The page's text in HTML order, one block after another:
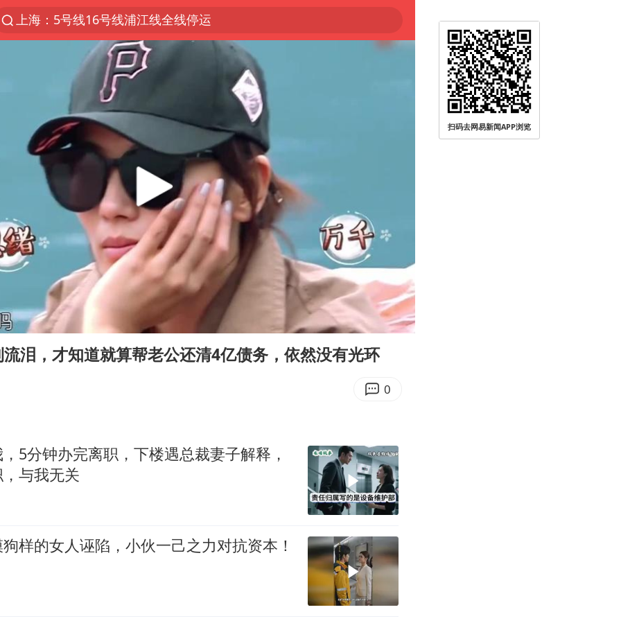
上海：5号线16号线浦江线全线停运
白海豚预计将在浙江苍南到三门一带登陆
今日15时起福州地铁高架区段停运
国足U17与阿森纳决赛取消 并列冠军
王艺迪2-4不敌张本美和止步4强
上门女婿出轨女邻居多年被判重婚罪
2025年小学教师减少13.19万
王艺迪无缘横滨赛决赛
泰国：高度重视中国游客旅游体验
上海大部迎大暴雨
《龙餐馆》 冲奖
蒯曼挺进WTT横滨冠军赛女单四强
以军士兵把枪口对准中国记者
笔试第一被劝弃考涉事副校长被撤职
03:12
Enter
泪，才知道就算帮老公还清4亿债务，依然没有光环
0
5分钟办完离职，下楼遇总裁妻子解释，
与我无关
样的女人诬陷，小伙一己之力对抗资本！
扫码去网易新闻APP浏览